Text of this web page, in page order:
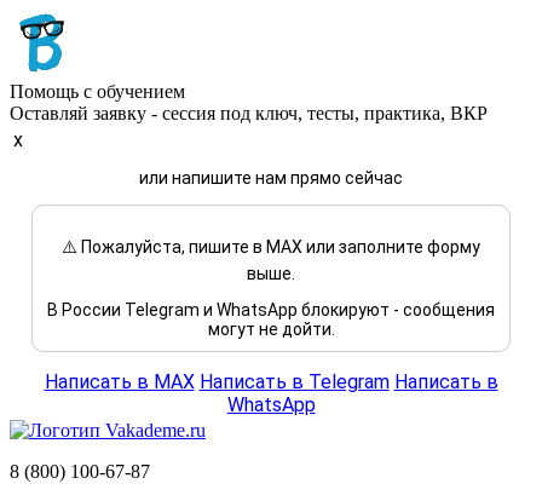
Помощь с обучением
Оставляй заявку - сессия под ключ, тесты, практика, ВКР
x
или напишите нам прямо сейчас
⚠️ Пожалуйста, пишите в MAX или заполните форму
выше.
В России Telegram и WhatsApp блокируют - сообщения
могут не дойти.
Написать в MAX Написать в Telegram Написать в
WhatsApp
8 (800) 100-67-87